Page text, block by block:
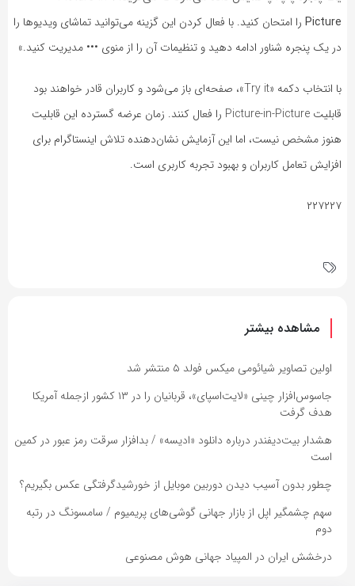
Picture را امتحان کنید. با فعال کردن این گزینه می‌توانید تماشای ویدیوها را
در یک پنجره شناور ادامه دهید و تنظیمات آن را از منوی ••• مدیریت کنید.»
با انتخاب دکمه «Try it»، صفحه‌ای باز می‌شود و کاربران قادر خواهند بود
قابلیت Picture-in-Picture را فعال کنند. زمان عرضه گسترده این قابلیت
هنوز مشخص نیست، اما این آزمایش نشان‌دهنده تلاش اینستاگرام برای
افزایش تعامل کاربران و بهبود تجربه کاربری است.
۲۲۷۲۲۷
مشاهده بیشتر
اولین تصاویر شیائومی میکس فولد ۵ منتشر شد
جاسوس‌افزار چینی «لایت‌اسپای»، قربانیان را در ۱۳ کشور ازجمله آمریکا
هدف گرفت
هشدار بیت‌دیفندر درباره دانلود «ادیسه» / بدافزار سرقت رمز عبور در کمین
است
چطور بدون آسیب دیدن دوربین موبایل از خورشیدگرفتگی عکس بگیریم؟
سهم چشمگیر اپل از بازار جهانی گوشی‌های پریمیوم / سامسونگ در رتبه
دوم
درخشش ایران در المپیاد جهانی هوش مصنوعی